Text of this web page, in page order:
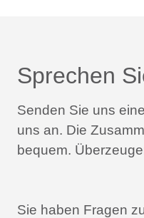
Sprechen
Senden Sie uns
uns an. Die
bequem.
Sie haben Fragen